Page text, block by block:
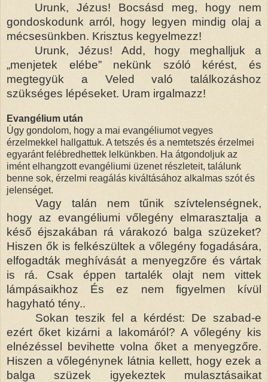
Urunk, Jézus! Bocsásd meg, hogy nem
gondoskodunk arról, hogy legyen mindig olaj a
mécsesünkben. Krisztus kegyelmezz!
Urunk, Jézus! Add, hogy meghalljuk a
„menjetek elébe” nekünk szóló kérést, és
megtegyük a Veled való találkozáshoz
szükséges lépéseket. Uram irgalmazz!
Evangélium után
Úgy gondolom, hogy a mai evangéliumot vegyes
érzelmekkel hallgattuk. A tetszés és a nemtetszés érzelmei
egyaránt felébredhettek lelkünkben. Ha átgondoljuk az
imént elhangzott evangéliumi üzenet részleteit, találunk
benne sok, érzelmi reagálás kiváltásához alkalmas szót és
jelenséget.
Vagy talán nem tűnik szívtelenségnek,
hogy az evangéliumi vőlegény elmarasztalja a
késő éjszakában rá várakozó balga szüzeket?
Hiszen ők is felkészültek a vőlegény fogadására,
elfogadták meghívását a menyegzőre és vártak
is rá. Csak éppen tartalék olajt nem vittek
lámpásaikhoz És ez nem figyelmen kívül
hagyható tény..
Sokan teszik fel a kérdést: De szabad-e
ezért őket kizárni a lakomáról? A vőlegény kis
elnézéssel bevihette volna őket a menyegzőre.
Hiszen a vőlegénynek látnia kellett, hogy ezek a
balga szüzek igyekeztek mulasztásaikat